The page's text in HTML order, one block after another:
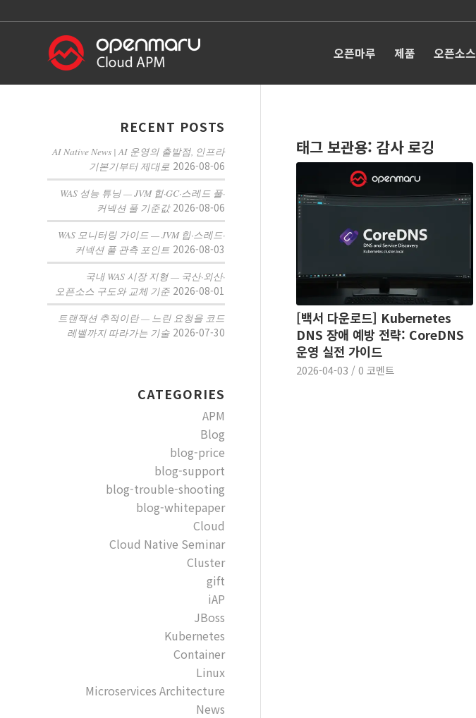
오픈마루 제품 오픈소스
태그 보관용: 감사 로깅
[백서 다운로드] Kubernetes
DNS 장애 예방 전략: CoreDNS
운영 실전 가이드
2026-04-03 / 0 코멘트
RECENT POSTS
AI Native News | AI 운영의 출발점, 인프라
기본기부터 제대로 2026-08-06
WAS 성능 튜닝 — JVM 힙·GC·스레드 풀·
커넥션 풀 기준값 2026-08-06
WAS 모니터링 가이드 — JVM 힙·스레드·
커넥션 풀 관측 포인트 2026-08-03
국내 WAS 시장 지형 — 국산·외산·
오픈소스 구도와 교체 기준 2026-08-01
트랜잭션 추적이란 — 느린 요청을 코드
레벨까지 따라가는 기술 2026-07-30
CATEGORIES
APM
Blog
blog-price
blog-support
blog-trouble-shooting
blog-whitepaper
Cloud
Cloud Native Seminar
Cluster
gift
iAP
JBoss
Kubernetes
Container
Linux
Microservices Architecture
News